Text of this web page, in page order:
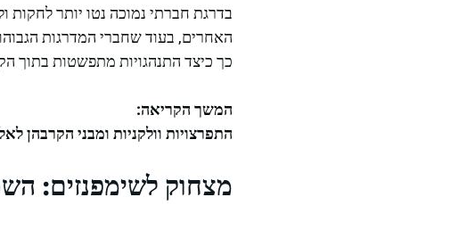
בדרגת חברתי נמוכה נטו יותר לחקות
האחרים, בעוד שחברי המדרגות
כך כיצד התנהגויות מתפשטות בתוך
המשך הקריאה:
התפרצויות וולקניות ומבני הקרבהן
מצחוק לשימפנזים: